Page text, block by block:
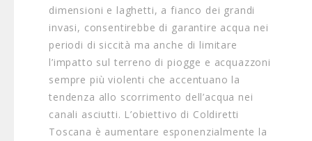
dimensioni e laghetti, a fianco dei grandi
invasi, consentirebbe di garantire acqua nei
periodi di siccità ma anche di limitare
l’impatto sul terreno di piogge e acquazzoni
sempre più violenti che accentuano la
tendenza allo scorrimento dell’acqua nei
canali asciutti. L’obiettivo di Coldiretti
Toscana è aumentare esponenzialmente la